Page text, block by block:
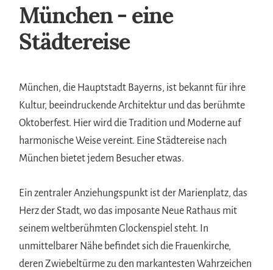
München - eine
Städtereise
München, die Hauptstadt Bayerns, ist bekannt für ihre
Kultur, beeindruckende Architektur und das berühmte
Oktoberfest. Hier wird die Tradition und Moderne auf
harmonische Weise vereint. Eine Städtereise nach
München bietet jedem Besucher etwas.
Ein zentraler Anziehungspunkt ist der Marienplatz, das
Herz der Stadt, wo das imposante Neue Rathaus mit
seinem weltberühmten Glockenspiel steht. In
unmittelbarer Nähe befindet sich die Frauenkirche,
deren Zwiebeltürme zu den markantesten Wahrzeichen